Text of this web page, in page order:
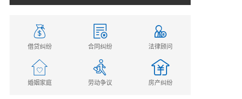
借贷纠纷 合同纠纷 法律顾问
婚姻家庭 劳动争议 房产纠纷